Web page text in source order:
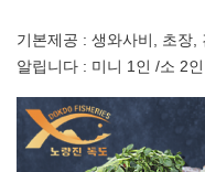
기본제공 : 생와사비, 초장,
알립니다 : 미니 1인 /소 2